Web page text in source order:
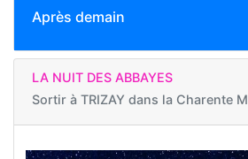
Après demain
LA NUIT DES ABBAYES
Sortir à TRIZAY dans la Charente